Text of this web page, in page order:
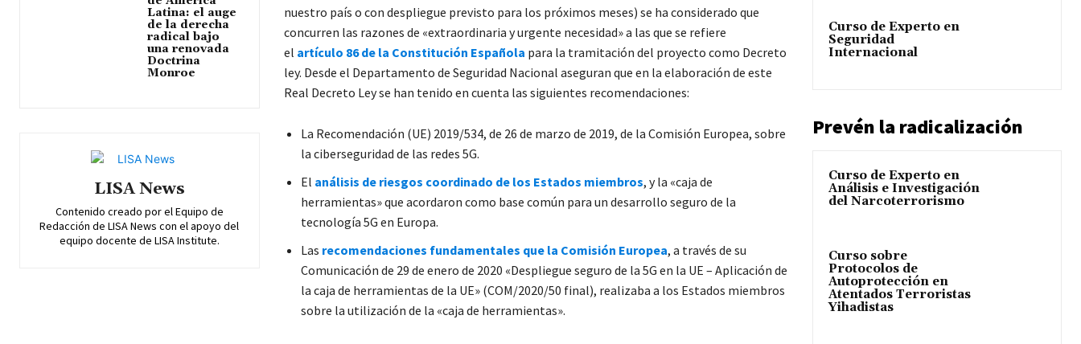
Latina: el auge
de la derecha
radical bajo
una renovada
Doctrina
Monroe
LISA News
Contenido creado por el Equipo de
Redacción de LISA News con el apoyo del
equipo docente de LISA Institute.
nuestro país o con despliegue previsto para los próximos meses) se ha considerado que
concurren las razones de «extraordinaria y urgente necesidad» a las que se refiere
el artículo 86 de la Constitución Española para la tramitación del proyecto como Decreto
ley. Desde el Departamento de Seguridad Nacional aseguran que en la elaboración de este
Real Decreto Ley se han tenido en cuenta las siguientes recomendaciones:
La Recomendación (UE) 2019/534, de 26 de marzo de 2019, de la Comisión Europea, sobre
la ciberseguridad de las redes 5G.
El análisis de riesgos coordinado de los Estados miembros, y la «caja de
herramientas» que acordaron como base común para un desarrollo seguro de la
tecnología 5G en Europa.
Las recomendaciones fundamentales que la Comisión Europea, a través de su
Comunicación de 29 de enero de 2020 «Despliegue seguro de la 5G en la UE – Aplicación de
la caja de herramientas de la UE» (COM/2020/50 final), realizaba a los Estados miembros
sobre la utilización de la «caja de herramientas».
Curso de Experto en
Seguridad
Internacional
Prevén la radicalización
Curso de Experto en
Análisis e Investigación
del Narcoterrorismo
Curso sobre
Protocolos de
Autoprotección en
Atentados Terroristas
Yihadistas